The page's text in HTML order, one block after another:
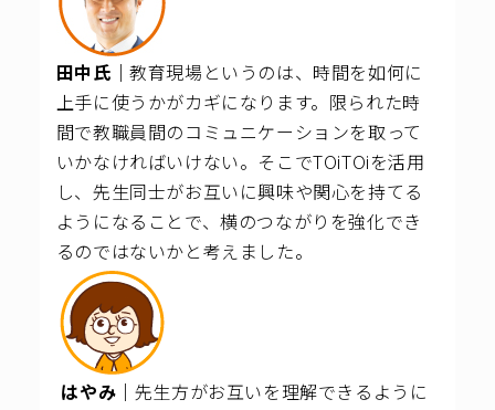
田中氏｜教育現場というのは、時間を如何に
上手に使うかがカギになります。限られた時
間で教職員間のコミュニケーションを取って
いかなければいけない。 そこでTOiTOiを活用
し、先生同士がお互いに興味や関心を持てる
ようになることで、横のつながりを強化でき
るのではないかと考えました。
はやみ｜ 先生方がお互いを理解できるように